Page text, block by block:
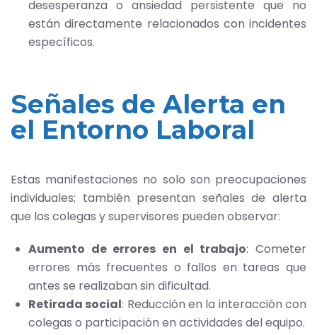
desesperanza o ansiedad persistente que no
están directamente relacionados con incidentes
específicos.
Señales de Alerta en
el Entorno Laboral
Estas manifestaciones no solo son preocupaciones
individuales; también presentan señales de alerta
que los colegas y supervisores pueden observar:
Aumento de errores en el trabajo: Cometer
errores más frecuentes o fallos en tareas que
antes se realizaban sin dificultad.
Retirada social: Reducción en la interacción con
colegas o participación en actividades del equipo.